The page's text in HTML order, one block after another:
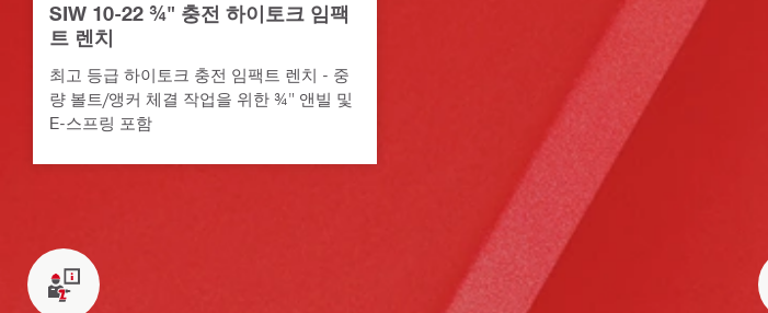
SIW 10-22 ¾" 충전 하이토크 임팩
트 렌치
최고 등급 하이토크 충전 임팩트 렌치 - 중
량 볼트/앵커 체결 작업을 위한 ¾" 앤빌 및
E-스프링 포함